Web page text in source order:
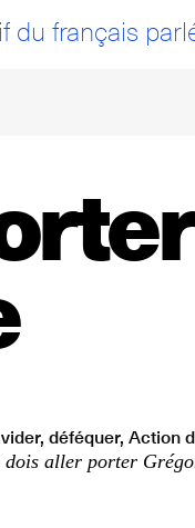
du français
déféquer, Action
dois aller porter